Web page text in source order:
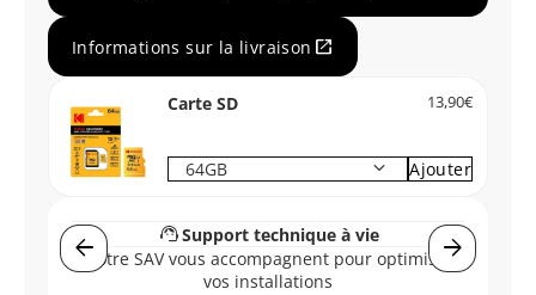
Informations sur la livraison open_in_new
Carte SD 13,90€
keyboard_arrow_down Ajouter
arrow_back arrow_forward
support_agentSupport technique à vie
Notre SAV vous accompagnent pour optimiser
vos installations